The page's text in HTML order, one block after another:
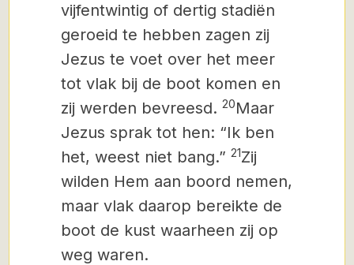
vijfentwintig of dertig stadiën
geroeid te hebben zagen zij
Jezus te voet over het meer
tot vlak bij de boot komen en
zij werden bevreesd. 20Maar
Jezus sprak tot hen: “Ik ben
het, weest niet bang.” 21Zij
wilden Hem aan boord nemen,
maar vlak daarop bereikte de
boot de kust waarheen zij op
weg waren.